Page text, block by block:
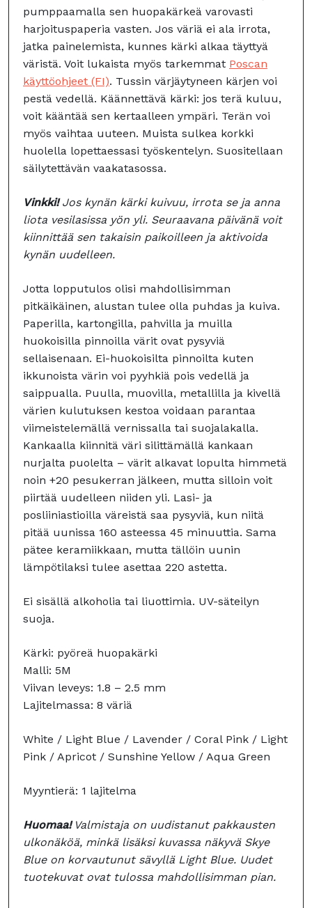
pumppaamalla sen huopakärkeä varovasti
harjoituspaperia vasten. Jos väriä ei ala irrota,
jatka painelemista, kunnes kärki alkaa täyttyä
väristä. Voit lukaista myös tarkemmat Poscan
käyttöohjeet (FI). Tussin värjäytyneen kärjen voi
pestä vedellä. Käännettävä kärki: jos terä kuluu,
voit kääntää sen kertaalleen ympäri. Terän voi
myös vaihtaa uuteen. Muista sulkea korkki
huolella lopettaessasi työskentelyn. Suositellaan
säilytettävän vaakatasossa.
Vinkki!Jos kynän kärki kuivuu, irrota se ja anna
liota vesilasissa yön yli. Seuraavana päivänä voit
kiinnittää sen takaisin paikoilleen ja aktivoida
kynän uudelleen.
Jotta lopputulos olisi mahdollisimman
pitkäikäinen, alustan tulee olla puhdas ja kuiva.
Paperilla, kartongilla, pahvilla ja muilla
huokoisilla pinnoilla värit ovat pysyviä
sellaisenaan. Ei-huokoisilta pinnoilta kuten
ikkunoista värin voi pyyhkiä pois vedellä ja
saippualla. Puulla, muovilla, metallilla ja kivellä
värien kulutuksen kestoa voidaan parantaa
viimeistelemällä vernissalla tai suojalakalla.
Kankaalla kiinnitä väri silittämällä kankaan
nurjalta puolelta – värit alkavat lopulta himmetä
noin +20 pesukerran jälkeen, mutta silloin voit
piirtää uudelleen niiden yli. Lasi- ja
posliiniastioilla väreistä saa pysyviä, kun niitä
pitää uunissa 160 asteessa 45 minuuttia. Sama
pätee keramiikkaan, mutta tällöin uunin
lämpötilaksi tulee asettaa 220 astetta.
Ei sisällä alkoholia tai liuottimia. UV-säteilyn
suoja.
Kärki: pyöreä huopakärki
Malli: 5M
Viivan leveys: 1.8 – 2.5 mm
Lajitelmassa: 8 väriä
White / Light Blue / Lavender / Coral Pink / Light
Pink / Apricot / Sunshine Yellow / Aqua Green
Myyntierä: 1 lajitelma
Huomaa!Valmistaja on uudistanut pakkausten
ulkonäköä, minkä lisäksi kuvassa näkyvä Skye
Blue on korvautunut sävyllä Light Blue. Uudet
tuotekuvat ovat tulossa mahdollisimman pian.